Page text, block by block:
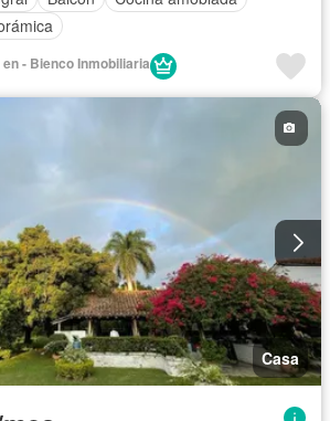
- Bienco Inmobiliaria
Casa